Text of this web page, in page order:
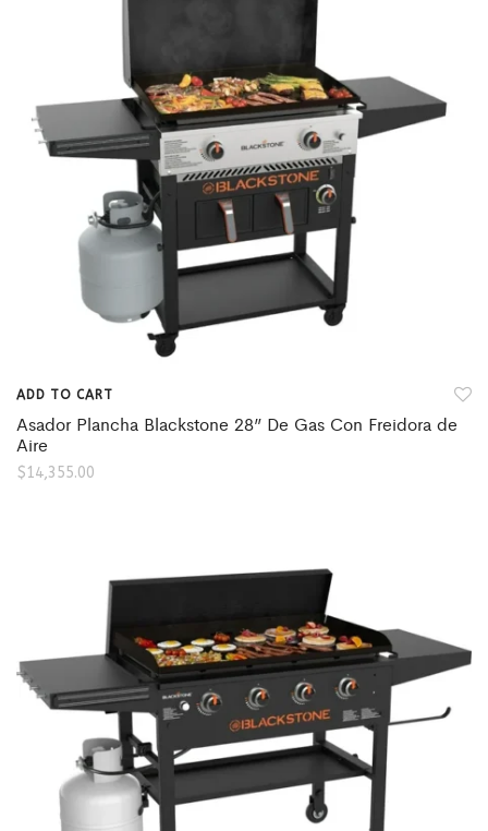
ADD TO CART
Asador Plancha Blackstone 28” De Gas Con Freidora de
Aire
$14,355.00